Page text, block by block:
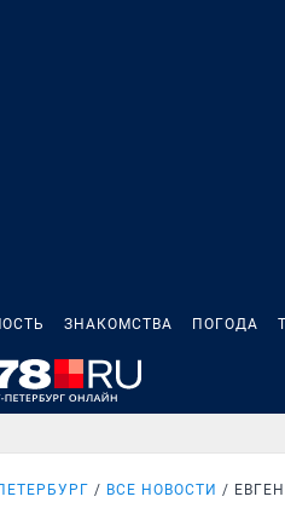
ЗНАКОМСТВА ПОГОДА
ВСЕ НОВОСТИ